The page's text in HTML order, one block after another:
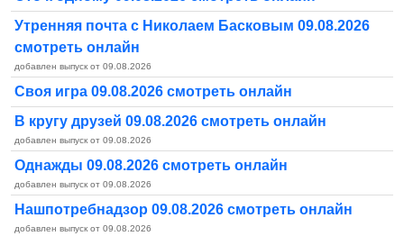
Утренняя почта с Николаем Басковым 09.08.2026
смотреть онлайн
добавлен выпуск от 09.08.2026
Своя игра 09.08.2026 смотреть онлайн
В кругу друзей 09.08.2026 смотреть онлайн
добавлен выпуск от 09.08.2026
Однажды 09.08.2026 смотреть онлайн
добавлен выпуск от 09.08.2026
Нашпотребнадзор 09.08.2026 смотреть онлайн
добавлен выпуск от 09.08.2026